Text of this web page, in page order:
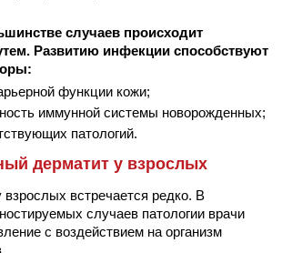
случаев происходит
Развитию инфекции способствуют
функции кожи;
иммунной системы новорожденных;
патологий.
дерматит у взрослых
взрослых встречается редко. В
случаев патологии врачи
с воздействием на организм